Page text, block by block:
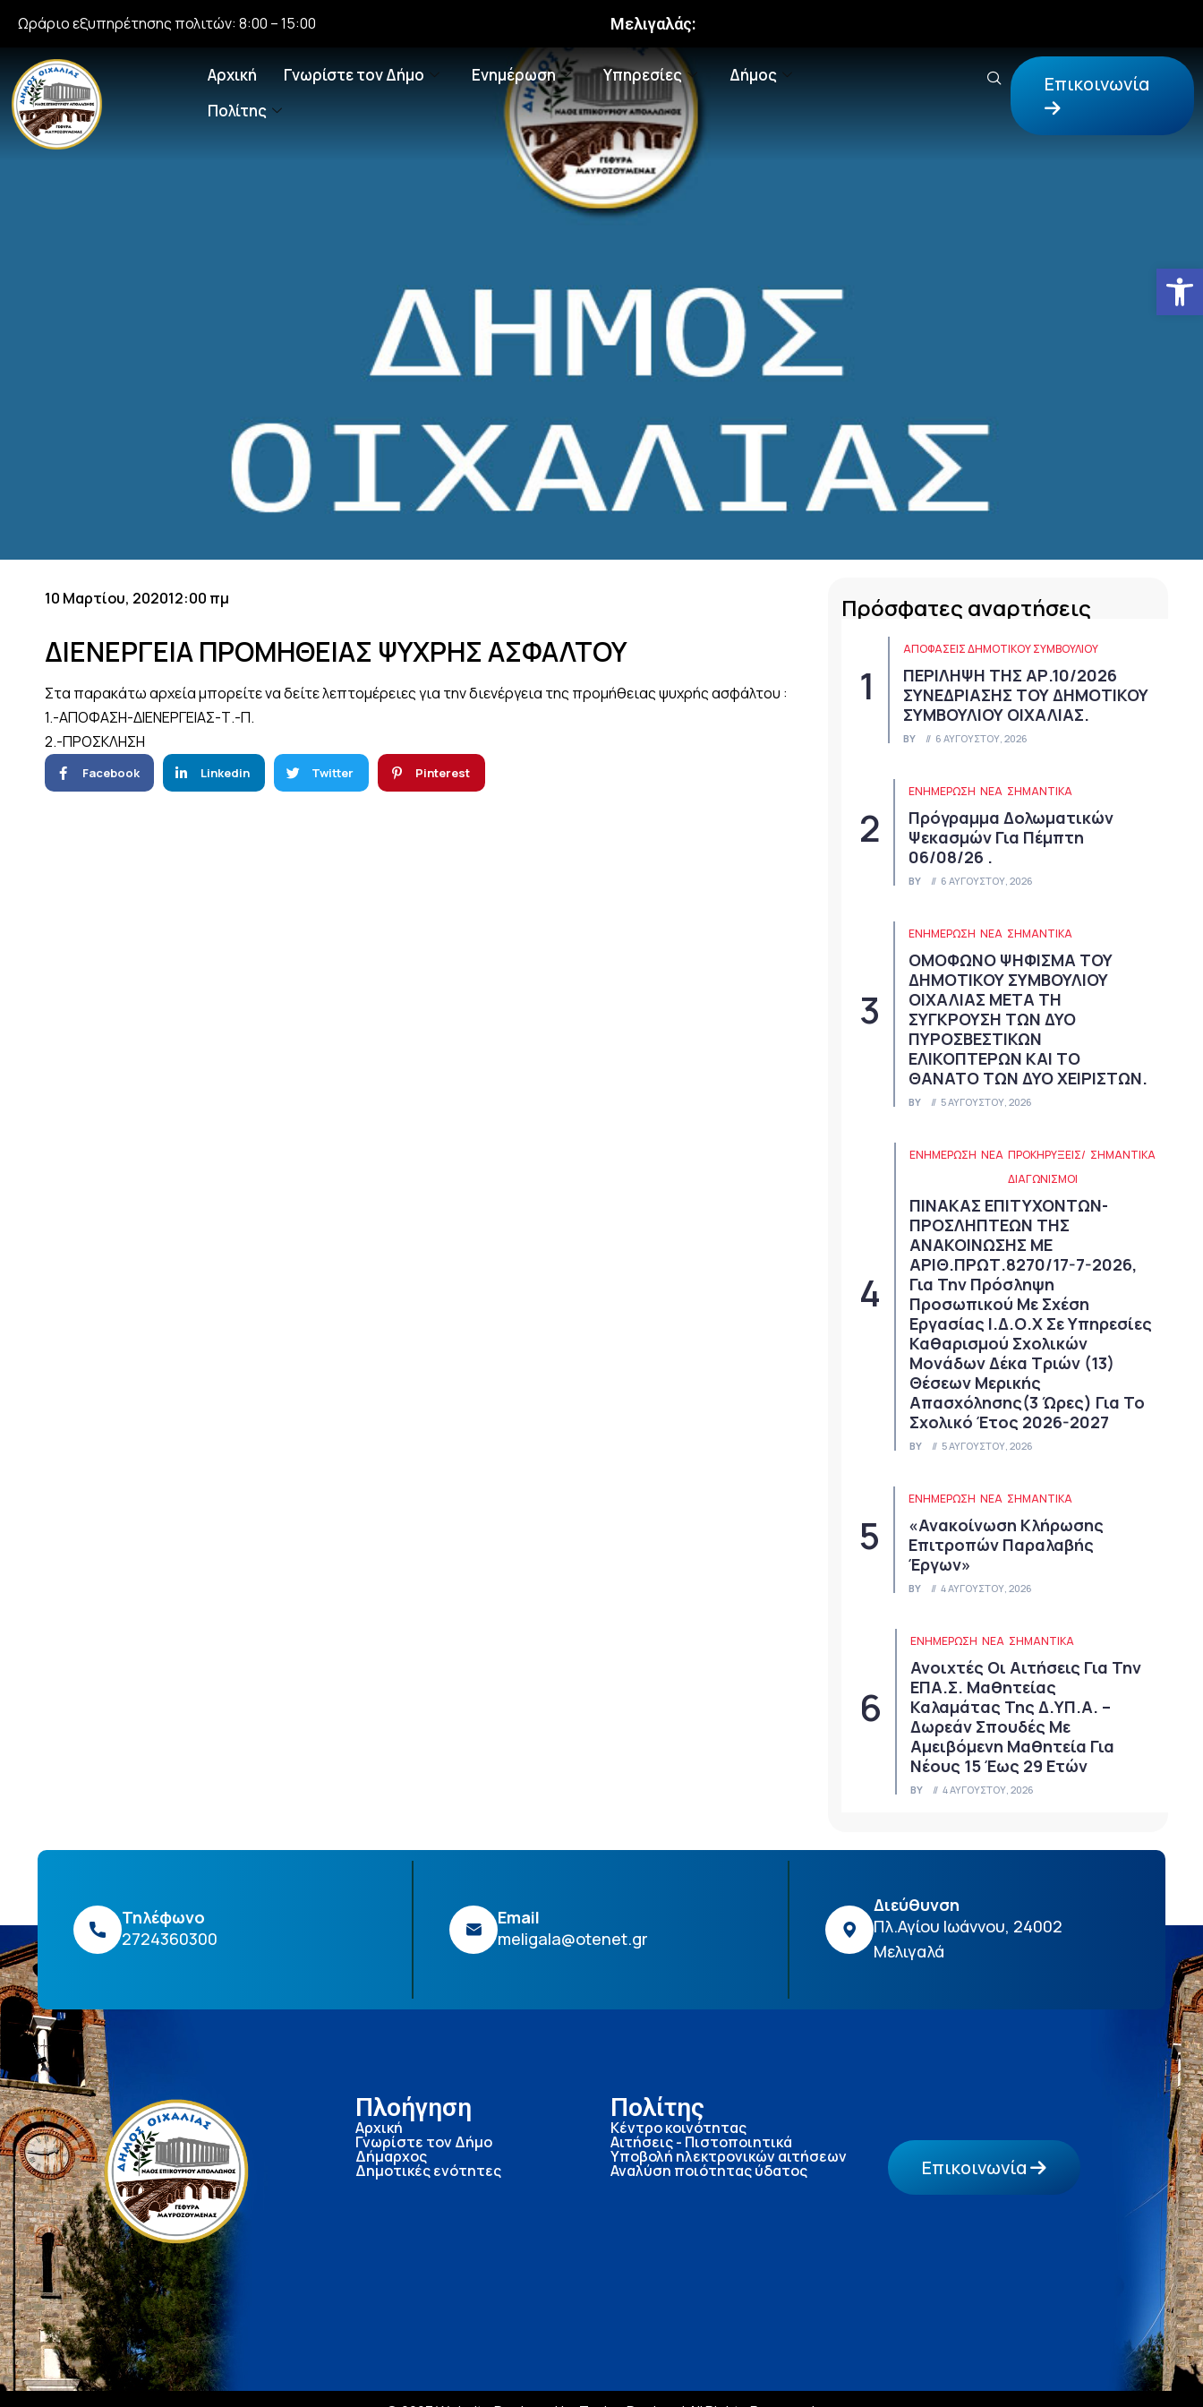
Ωράριο εξυπηρέτησης πολιτών: 8:00 – 15:00 Μελιγαλάς:
Αρχική Γνωρίστε τον Δήμο Ενημέρωση Υπηρεσίες
Δήμος
Πολίτης
Επικοινωνία
10 Μαρτίου, 202012:00 πμ
ΔΙΕΝΕΡΓΕΙΑ ΠΡΟΜΗΘΕΙΑΣ ΨΥΧΡΗΣ ΑΣΦΑΛΤΟΥ
Στα παρακάτω αρχεία μπορείτε να δείτε λεπτομέρειες για την διενέργεια της προμήθειας ψυχρής ασφάλτου :
1.-ΑΠΟΦΑΣΗ-ΔΙΕΝΕΡΓΕΙΑΣ-Τ.-Π.
2.-ΠΡΟΣΚΛΗΣΗ
Facebook Linkedin Twitter Pinterest
Πρόσφατες αναρτήσεις
ΑΠΟΦΆΣΕΙΣ ΔΗΜΟΤΙΚΟΎ ΣΥΜΒΟΥΛΊΟΥ
ΠΕΡΙΛΗΨΗ ΤΗΣ ΑΡ.10/2026
ΣΥΝΕΔΡΙΑΣΗΣ ΤΟΥ ΔΗΜΟΤΙΚΟΥ
ΣΥΜΒΟΥΛΙΟΥ ΟΙΧΑΛΙΑΣ.
BY 6 ΑΥΓΟΎΣΤΟΥ, 2026
ΕΝΗΜΕΡΩΣΗ ΝΈΑ ΣΗΜΑΝΤΙΚΆ
Πρόγραμμα Δολωματικών
Ψεκασμών Για Πέμπτη
06/08/26 .
BY 6 ΑΥΓΟΎΣΤΟΥ, 2026
ΕΝΗΜΕΡΩΣΗ ΝΈΑ ΣΗΜΑΝΤΙΚΆ
ΟΜΟΦΩΝΟ ΨΗΦΙΣΜΑ ΤΟΥ
ΔΗΜΟΤΙΚΟΥ ΣΥΜΒΟΥΛΙΟΥ
ΟΙΧΑΛΙΑΣ ΜΕΤΑ ΤΗ
ΣΥΓΚΡΟΥΣΗ ΤΩΝ ΔΥΟ
ΠΥΡΟΣΒΕΣΤΙΚΩΝ
ΕΛΙΚΟΠΤΕΡΩΝ ΚΑΙ ΤΟ
ΘΑΝΑΤΟ ΤΩΝ ΔΥΟ ΧΕΙΡΙΣΤΩΝ.
BY 5 ΑΥΓΟΎΣΤΟΥ, 2026
ΕΝΗΜΕΡΩΣΗ ΝΈΑ ΠΡΟΚΗΡΎΞΕΙΣ/
ΔΙΑΓΩΝΙΣΜΟΊ
ΣΗΜΑΝΤΙΚΆ
ΠΙΝΑΚΑΣ ΕΠΙΤΥΧΟΝΤΩΝ-
ΠΡΟΣΛΗΠΤΕΩΝ ΤΗΣ
ΑΝΑΚΟΙΝΩΣΗΣ ΜΕ
ΑΡΙΘ.ΠΡΩΤ.8270/17-7-2026,
Για Την Πρόσληψη
Προσωπικού Με Σχέση
Εργασίας Ι.Δ.Ο.Χ Σε Υπηρεσίες
Καθαρισμού Σχολικών
Μονάδων Δέκα Τριών (13)
Θέσεων Μερικής
Απασχόλησης(3 Ώρες) Για Το
Σχολικό Έτος 2026-2027
BY 5 ΑΥΓΟΎΣΤΟΥ, 2026
ΕΝΗΜΕΡΩΣΗ ΝΈΑ ΣΗΜΑΝΤΙΚΆ
«Ανακοίνωση Κλήρωσης
Επιτροπών Παραλαβής
Έργων»
BY 4 ΑΥΓΟΎΣΤΟΥ, 2026
ΕΝΗΜΕΡΩΣΗ ΝΈΑ ΣΗΜΑΝΤΙΚΆ
Ανοιχτές Οι Αιτήσεις Για Την
ΕΠΑ.Σ. Μαθητείας
Καλαμάτας Της Δ.ΥΠ.Α. –
Δωρεάν Σπουδές Με
Αμειβόμενη Μαθητεία Για
Νέους 15 Έως 29 Ετών
BY 4 ΑΥΓΟΎΣΤΟΥ, 2026
Τηλέφωνο
2724360300
Email
meligala@otenet.gr
Διεύθυνση
Πλ.Αγίου Ιωάννου, 24002
Μελιγαλά
Πλοήγηση
Αρχική
Γνωρίστε τον Δήμο
Δήμαρχος
Δημοτικές ενότητες
Πολίτης
Κέντρο κοινότητας
Αιτήσεις - Πιστοποιητικά
Υποβολή ηλεκτρονικών αιτήσεων
Αναλύση ποιότητας ύδατος Επικοινωνία